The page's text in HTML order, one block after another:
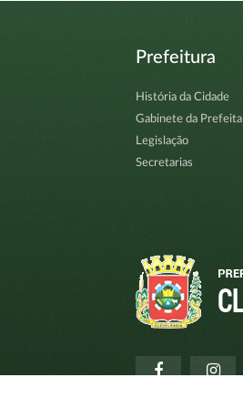
Prefeitura
História da Cidade
Gabinete da Prefeita
Legislação
Secretarias